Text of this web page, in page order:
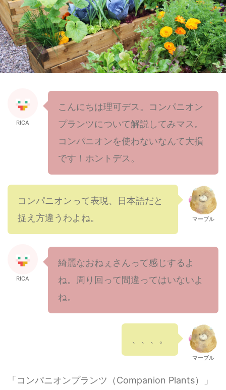
RICA
こんにちは理可デス。コンパニオン
プランツについて解説してみマス。
コンパニオンを使わないなんて大損
です！ホントデス。
コンパニオンって表現、日本語だと
捉え方違うわよね。
マーブル
RICA
綺麗なおねぇさんって感じするよ
ね。周り回って間違ってはいないよ
ね。
、、、。
マーブル
「コンパニオンプランツ（Companion Plants）」